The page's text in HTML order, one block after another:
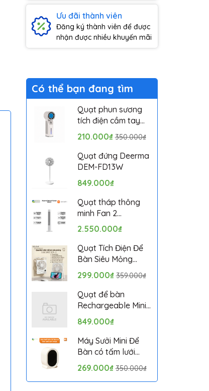
Ưu đãi thành viên
Đăng ký thành viên để được
nhận được nhiều khuyến mãi
Có thể bạn đang tìm
Quạt phun sương
tích điện cầm tay
mini có sò lạnh
Solove MLS6212B -
Bảo hành 1 tháng
210.000₫ 350.000₫
Quạt đứng Deerma
DEM-FD13W
849.000₫
Quạt tháp thông
minh Fan 2
BPTS02DMU bản
quốc tế
2.550.000₫
Quạt Tích Điện Để
Bàn Siêu Mỏng
SOLOVE KP-11 với 6
Cấp Độ Gió, Màn
Hình LCD, Tích Hợp
Giá Đỡ Điện Thoại
299.000₫ 359.000₫
Quạt để bàn
Rechargeable Mini
Fan ZMYDFS01DM
849.000₫
Máy Sưởi Mini Để
Bàn có tấm lưới
cách nhiệt an toàn,
Quạt Sưởi Ấm Mini
Hồng Ngoại Tiện Lợi
269.000₫ 350.000₫